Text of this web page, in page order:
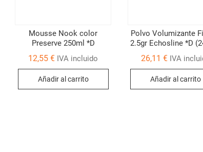
Mousse Nook color
Preserve 250ml *D
12,55€ IVA incluido
Añadir al carrito
Polvo Volumizante
2.5gr Echosline *D
26,11 € IVA
Añadir al carrito